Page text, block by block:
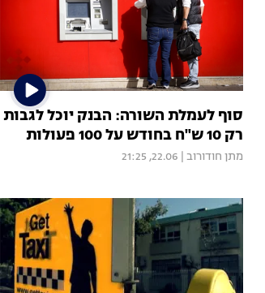
סוף לעמלת השורה: הבנק יוכל לגבות
רק 10 ש"ח בחודש על 100 פעולות
מתן חודורוב 22.06, 21:25